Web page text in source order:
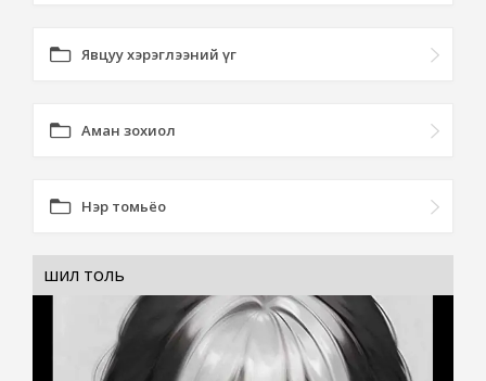
Явцуу хэрэглээний үг
Аман зохиол
Нэр томьёо
шил толь